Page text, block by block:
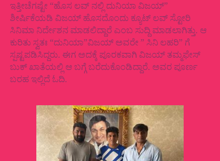
ಇತ್ತೀಚೆಗಷ್ಟೇ “ಹೊಸ ಲವ್ ನಲ್ಲಿ ದುನಿಯಾ ವಿಜಯ್”
ಶೀರ್ಷಿಕೆಯಡಿ ವಿಜಯ್ ಹೊಸದೊಂದು ಕ್ಯೂಟ್ ಲವ್ ಸ್ಟೋರಿ
ಸಿನಿಮಾ‌ ನಿರ್ದೇಶನ ಮಾಡಲಿದ್ದಾರೆ ಎಂಬ ಸುದ್ದಿ ಮಾಡಲಾಗಿತ್ತು. ಆ
ಕುರಿತು ಸ್ವತಃ “ದುನಿಯಾ”ವಿಜಯ್ ಅವರೇ ” ಸಿನಿ ಲಹರಿ” ಗೆ
ಸ್ಪಷ್ಟಪಡಿಸಿದ್ದರು. ಈಗ ಅದಕ್ಕೆ ಪೂರಕವಾಗಿ ವಿಜಯ್ ತಮ್ಮಫೇಸ್
ಬುಕ್ ಖಾತೆಯಲ್ಲಿ ಆ ಬಗ್ಗೆ ಬರೆದುಕೊಂಡಿದ್ದಾರೆ. ಅವರ ಪೂರ್ಣ
ಬರಹ ಇಲ್ಲಿದೆ ಓದಿ.